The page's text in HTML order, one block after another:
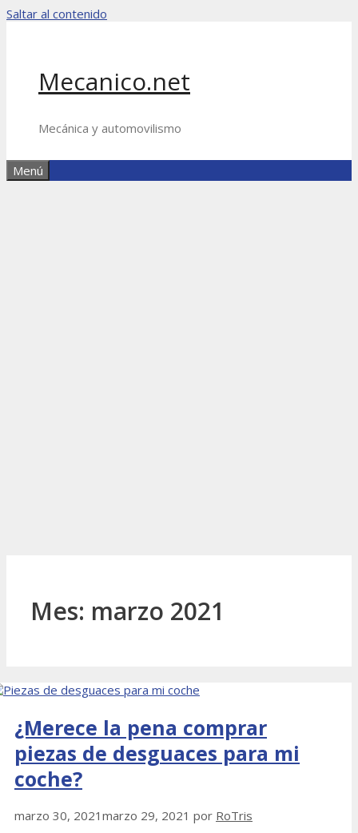
Saltar al contenido
Mecanico.net
Mecánica y automovilismo
Menú
Mes: marzo 2021
¿Merece la pena comprar
piezas de desguaces para mi
coche?
marzo 30, 2021 marzo 29, 2021 por RoTris